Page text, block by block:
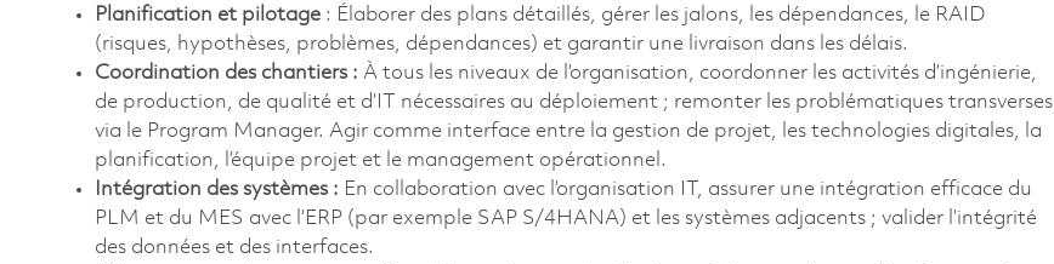
Planification et pilotage : Élaborer des plans détaillés, gérer les jalons, les dépendances, le RAID
(risques, hypothèses, problèmes, dépendances) et garantir une livraison dans les délais.
Coordination des chantiers : À tous les niveaux de l’organisation, coordonner les activités d’ingénierie,
de production, de qualité et d’IT nécessaires au déploiement ; remonter les problématiques transverses
via le Program Manager. Agir comme interface entre la gestion de projet, les technologies digitales, la
planification, l’équipe projet et le management opérationnel.
Intégration des systèmes : En collaboration avec l’organisation IT, assurer une intégration efficace du
PLM et du MES avec l’ERP (par exemple SAP S/4HANA) et les systèmes adjacents ; valider l’intégrité
des données et des interfaces.